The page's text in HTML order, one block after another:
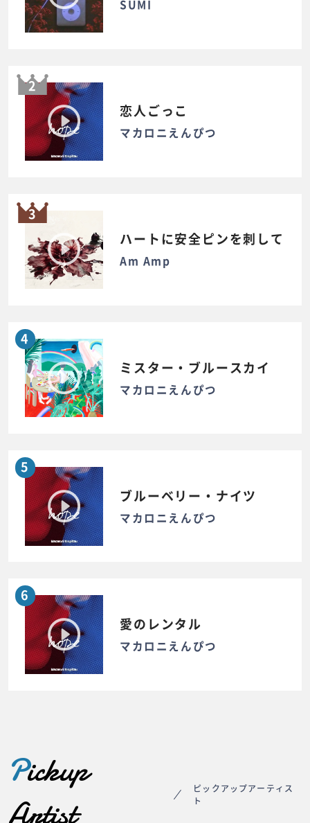
SUMI
2
恋人ごっこ
マカロニえんぴつ
3
ハートに安全ピンを刺して
Am Amp
4
ミスター・ブルースカイ
マカロニえんぴつ
5
ブルーベリー・ナイツ
マカロニえんぴつ
6
愛のレンタル
マカロニえんぴつ
Pickup
Artist
ピックアップアーティス
ト